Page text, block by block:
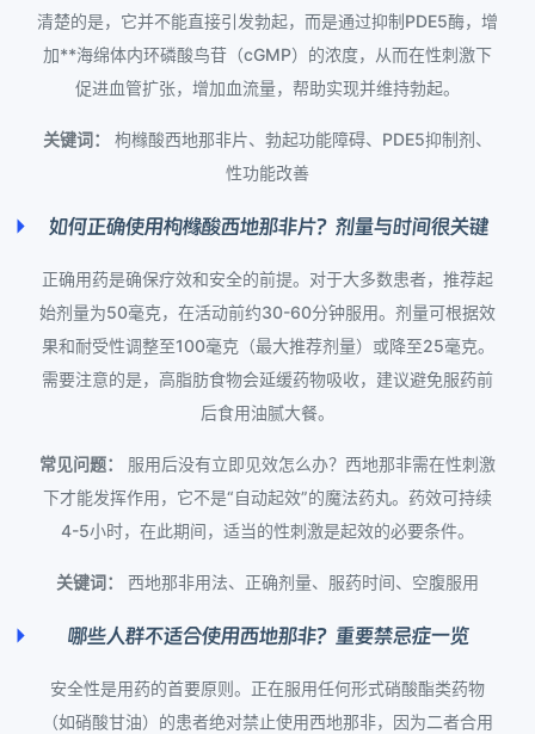
清楚的是，它并不能直接引发勃起，而是通过抑制PDE5酶，增
加**海绵体内环磷酸鸟苷（cGMP）的浓度，从而在性刺激下
促进血管扩张，增加血流量，帮助实现并维持勃起。
关键词：
枸橼酸西地那非片、勃起功能障碍、PDE5抑制剂、
性功能改善
如何正确使用枸橼酸西地那非片？剂量与时间很关键
正确用药是确保疗效和安全的前提。对于大多数患者，推荐起
始剂量为50毫克，在活动前约30-60分钟服用。剂量可根据效
果和耐受性调整至100毫克（最大推荐剂量）或降至25毫克。
需要注意的是，高脂肪食物会延缓药物吸收，建议避免服药前
后食用油腻大餐。
常见问题：
服用后没有立即见效怎么办？西地那非需在性刺激
下才能发挥作用，它不是“自动起效”的魔法药丸。药效可持续
4-5小时，在此期间，适当的性刺激是起效的必要条件。
关键词： 西地那非用法、正确剂量、服药时间、空腹服用
哪些人群不适合使用西地那非？重要禁忌症一览
安全性是用药的首要原则。正在服用任何形式硝酸酯类药物
（如硝酸甘油）的患者绝对禁止使用西地那非，因为二者合用